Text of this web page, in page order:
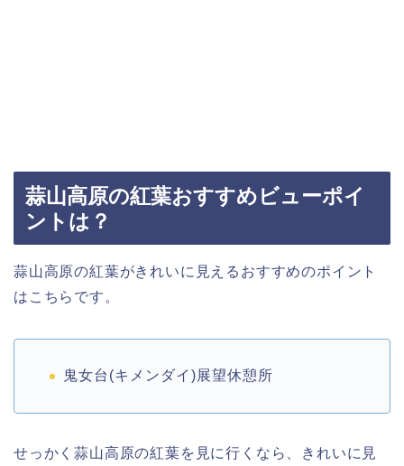
蒜山高原の紅葉おすすめビューポイ
ントは？
蒜山高原の紅葉がきれいに見えるおすすめのポイント
はこちらです。
鬼女台(キメンダイ)展望休憩所
せっかく蒜山高原の紅葉を見に行くなら、きれいに見